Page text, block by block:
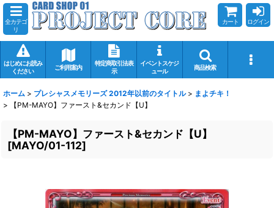
全カテゴ
リ
カート ログイン
はじめにお読み
ください
ご利用案内
特定商取引法表
示
イベントスケジ
ュール
商品検索
ホーム > プレシャスメモリーズ 2012年以前のタイトル > まよチキ！
>
【PM-MAYO】ファースト&セカンド【U】
【PM-MAYO】ファースト&セカンド【U】
[MAYO/01-112]